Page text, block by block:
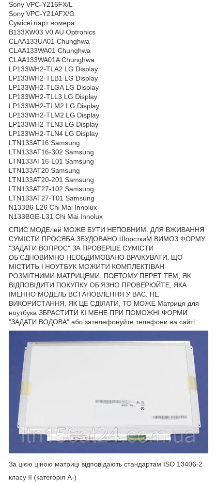
Sony VPC-Y216FX/L
Sony VPC-Y21AFX/G
Сумісні парт номера
B133XW03 V0 AU Optronics
CLAA133UA01 Chunghwa
CLAA133WA01 Chunghwa
CLAA133WA01A Chunghwa
LP133WH2-TLA2 LG Display
LP133WH2-TLB1 LG Display
LP133WH2-TLGA LG Display
LP133WH2-TLL3 LG Display
LP133WH2-TLM2 LG Display
LP133WH2-TLM2 LG Display
LP133WH2-TLN3 LG Display
LP133WH2-TLN4 LG Display
LTN133AT16 Samsung
LTN133AT16-302 Samsung
LTN133AT16-L01 Samsung
LTN133AT20 Samsung
LTN133AT20-201 Samsung
LTN133AT27-102 Samsung
LTN133AT27-T01 Samsung
N133B6-L26 Chi Mai Innolux
N133BGE-L31 Chi Mai Innolux
СПИС МОДЕлей МОЖЕ БУТИ НЕПОВНИМ. ДЛЯ ВЖИВАННЯ
СУМІСТИ ПРОСЯБА ЗБУДОВАНО ШорсткиМ ВИМОЗ ФОРМУ
"ЗАДАТИ ВОПРОС" ЗА ПРОВЕРШЕ СУМІСТИ
ОБ'ЄДНОВИМНО НЕОБДИМОВАНО ВРАЖУВАТИ, ЩО
МІСТИТЬ І НОУТБУК МОЖИТИ КОМПЛЕКТІВАН
РОЗМІТНИМИ МАТРИЦЕМИ. ПОЕТОМУ ПЕРЕТ ТЕМ, ЯК
ВІДПОВІДИТИ ПОКУПКУ ОБ'ЯЗНО ПРОВЕРЮЙТЕ, ЯКА
ІМЕННО МОДЕЛЬ ВСТАНОВЛЕННЯ У ВАС. НЕ
ВИКОРИСТАННЯ, ЯК ЦЕ СДІЛАТИ, ТО МОЖЕ Матриця для
ноутбука ЗБРАСТИТИ КІ МЕНЕ ПРИ ПОМОЖНІ ФОРМИ
"ЗАДАТИ ВОДОВА" або зателефонуйте телефони на сайті.
За цією ціною матриці відповідають стандартам ISO 13406-2
класу II (категорія А-)